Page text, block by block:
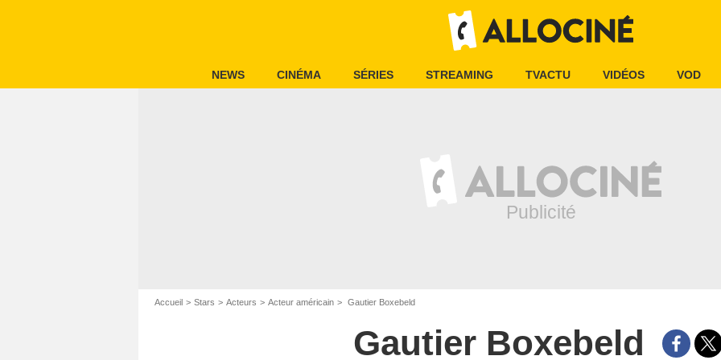
NEWS CINÉMA SÉRIES STREAMING TVACTU VIDÉOS VOD
Accueil Stars Acteurs Acteur américain Gautier Boxebeld
Gautier Boxebeld